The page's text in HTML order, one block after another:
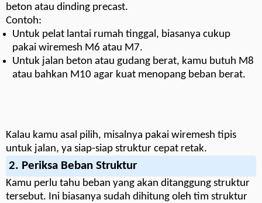
beton atau dinding precast.
Contoh:
Untuk pelat lantai rumah tinggal, biasanya cukup
pakai wiremesh M6 atau M7.
Untuk jalan beton atau gudang berat, kamu butuh M8
atau bahkan M10 agar kuat menopang beban berat.
Kalau kamu asal pilih, misalnya pakai wiremesh tipis
untuk jalan, ya siap-siap struktur cepat retak.
2. Periksa Beban Struktur
Kamu perlu tahu beban yang akan ditanggung struktur
tersebut. Ini biasanya sudah dihitung oleh tim struktur